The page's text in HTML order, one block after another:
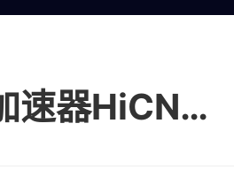
Steam 电脑端正版安装全流程 ， Steam加速器HiCN使用方法